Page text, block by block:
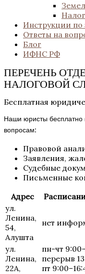
Инструкции
Ответы на
Блог
ИФНС РФ
ПЕРЕЧЕНЬ
НАЛОГОВОЙ
Бесплатная
Наши юристы бесплатно
вопросам:
Правовой
Заявления,
Судебные
Письменные
Адрес
ул.
Ленина,
54,
Алушта
нет
ул.
Ленина,
22А,
пн-чт
перерыв
пт